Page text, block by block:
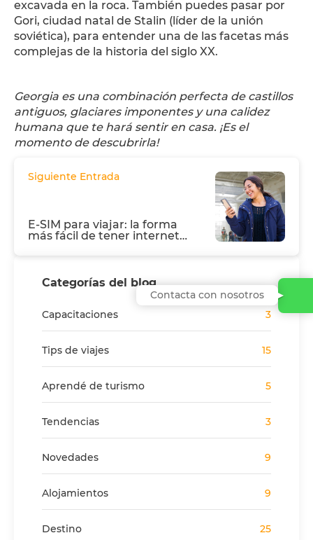
excavada en la roca. También puedes pasar por
Gori, ciudad natal de Stalin (líder de la unión
soviética), para entender una de las facetas más
complejas de la historia del siglo XX.
Georgia es una combinación perfecta de castillos
antiguos, glaciares imponentes y una calidez
humana que te hará sentir en casa. ¡Es el
momento de descubrirla!
Siguiente Entrada
E-SIM para viajar: la forma
más fácil de tener internet
Categorías del blog
Capacitaciones 3
Tips de viajes 15
Aprendé de turismo 5
Tendencias 3
Novedades 9
Alojamientos 9
Destino 25
Contacta con nosotros